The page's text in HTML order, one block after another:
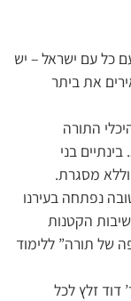
כל עם ישראל – יש
את ביתר
התורה
בני
מסגרת.
נפתחה בעירנו
הקטנות
של תורה” ללימוד
זלץ לכל